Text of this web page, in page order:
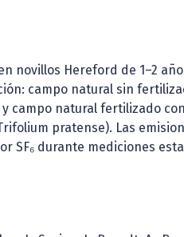
novillos Hereford de 1–2
campo natural sin
campo natural fertilizado
pratense). Las
SF₆ durante mediciones